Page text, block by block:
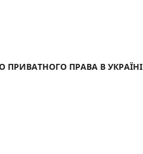
ПРАВА В УКРАЇНІ